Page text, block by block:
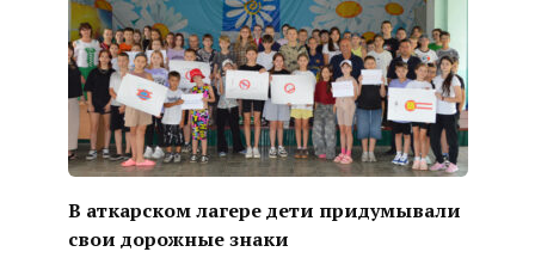
В аткарском лагере дети придумывали
свои дорожные знаки